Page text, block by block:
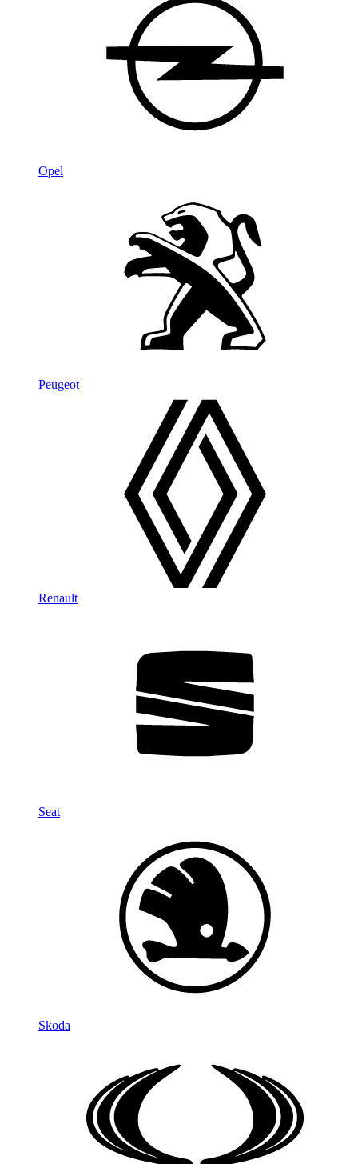
Opel
Peugeot
Renault
Seat
Skoda